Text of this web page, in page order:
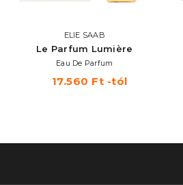
ELIE SAAB
Le Parfum Lumière
Eau De Parfum
17.560 Ft -tól